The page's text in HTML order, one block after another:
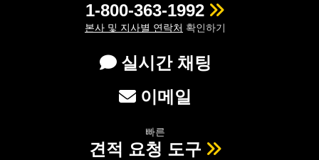
1-800-363-1992
본사 및 지사별 연락처 확인하기
실시간 채팅
이메일
빠른
견적 요청 도구